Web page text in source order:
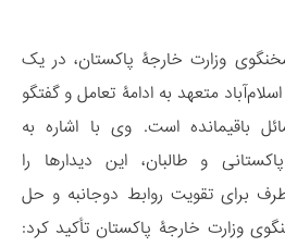
وزارت خارجۀ پاکستان، در یک
متعهد به ادامۀ تعامل و گفتگو
باقیمانده است. وی با اشاره به
و طالبان، این دیدارها را
برای تقویت روابط دوجانبه و حل
وزارت خارجۀ پاکستان تأکید کرد: